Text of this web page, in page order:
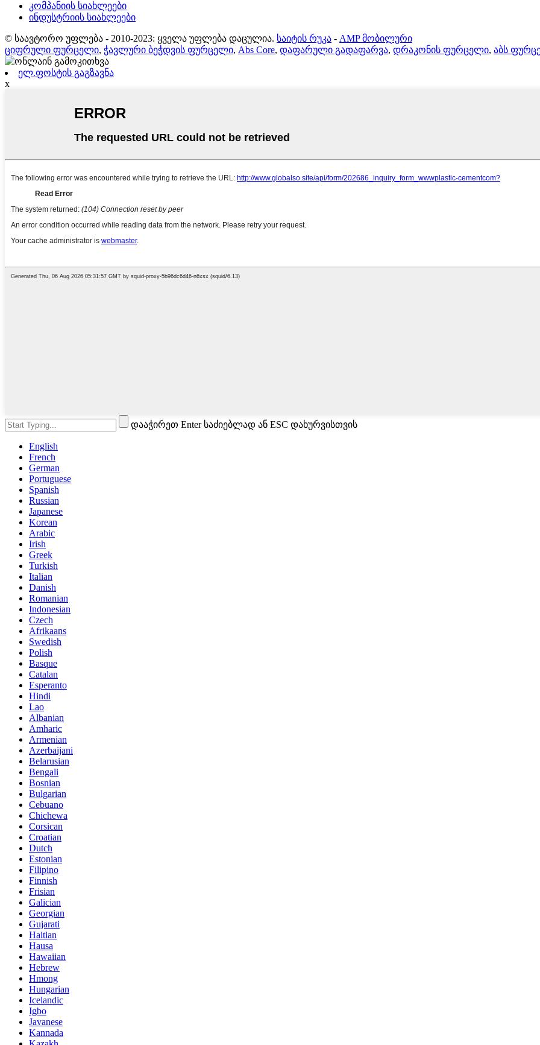
კომპანიის სიახლეები
ინდუსტრიის სიახლეები
© საავტორო უფლება - 2010-2023: ყველა უფლება დაცულია. საიტის რუკა - AMP მობილური
ციფრული ფურცელი, ჭავლური ბეჭდვის ფურცელი, Abs Core, დაფარული გადაფარვა, დრაკონის ფურცელი, აბს
ელ.ფოსტის გაგზავნა
x
დააჭირეთ Enter საძიებლად ან ESC დახურვისთვის
English
French
German
Portuguese
Spanish
Russian
Japanese
Korean
Arabic
Irish
Greek
Turkish
Italian
Danish
Romanian
Indonesian
Czech
Afrikaans
Swedish
Polish
Basque
Catalan
Esperanto
Hindi
Lao
Albanian
Amharic
Armenian
Azerbaijani
Belarusian
Bengali
Bosnian
Bulgarian
Cebuano
Chichewa
Corsican
Croatian
Dutch
Estonian
Filipino
Finnish
Frisian
Galician
Georgian
Gujarati
Haitian
Hausa
Hawaiian
Hebrew
Hmong
Hungarian
Icelandic
Igbo
Javanese
Kannada